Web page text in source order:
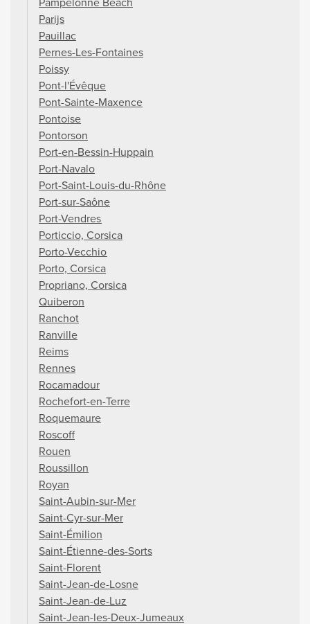
Parijs
Pauillac
Pernes-Les-Fontaines
Poissy
Pont-l'Évêque
Pont-Sainte-Maxence
Pontoise
Pontorson
Port-en-Bessin-Huppain
Port-Navalo
Port-Saint-Louis-du-Rhône
Port-sur-Saône
Port-Vendres
Porticcio, Corsica
Porto-Vecchio
Porto, Corsica
Propriano, Corsica
Quiberon
Ranchot
Ranville
Reims
Rennes
Rocamadour
Rochefort-en-Terre
Roquemaure
Roscoff
Rouen
Roussillon
Royan
Saint-Aubin-sur-Mer
Saint-Cyr-sur-Mer
Saint-Émilion
Saint-Étienne-des-Sorts
Saint-Florent
Saint-Jean-de-Losne
Saint-Jean-de-Luz
Saint-Jean-les-Deux-Jumeaux